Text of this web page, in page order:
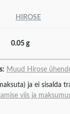
HIROSE
0.05 g
Muud Hirose
ja ei sisalda
viis ja